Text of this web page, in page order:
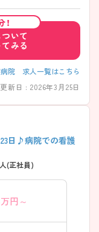
で専門的な知識・技術
育て中の方も活躍で
す。また、認定看護
対策ポイントなど、さ
ください。
いて
みる
院 求人一覧はこちら
更新日 : 2026年3月25日
日♪病院での看護
(正社員)
万円～